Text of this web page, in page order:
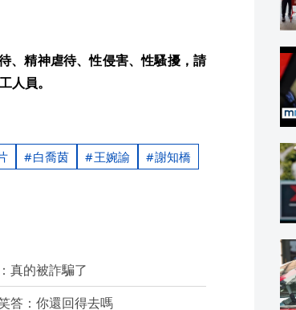
、精神虐待、性侵害、性騷擾，請
人員。
白喬茵 王婉諭 謝知橋
真的被詐騙了
答：你還回得去嗎